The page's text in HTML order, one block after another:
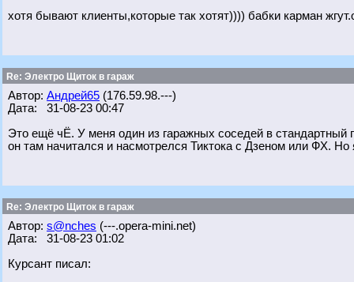
хотя бывают клиенты,которые так хотят)))) бабки карман
Re: Электро Щиток в гараж
Автор: Андрей65 (176.59.98.---)
Дата: 31-08-23 00:47
Это ещё чЁ. У меня один из гаражных соседей в
он там начитался и насмотрелся Тиктока с Дзеном или ФХ. Но
Re: Электро Щиток в гараж
Автор: s@nches (---.opera-mini.net)
Дата: 31-08-23 01:02
Курсант писал: